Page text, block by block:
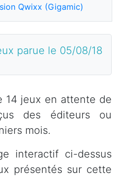
Qwixx (Gigamic)
parue le 05/08/18
14 jeux en attente de
des éditeurs ou
mois.
interactif ci-dessus
présentés sur cette